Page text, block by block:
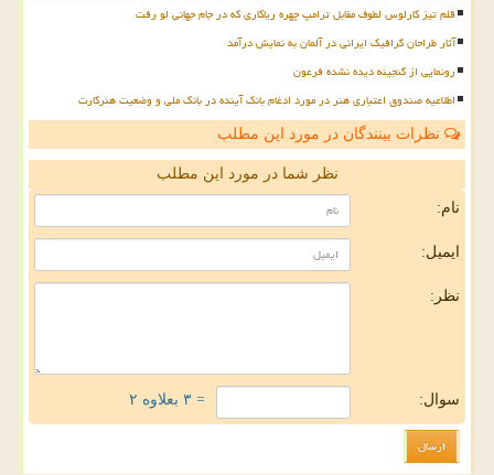
قلم تیز کارلوس لطوف مقابل ترامپ چهره ریاکاری که در جام جهانی لو رفت
آثار طراحان گرافیک ایرانی در آلمان به نمایش درآمد
رونمایی از گنجینه دیده نشده فرعون
اطلاعیه صندوق اعتباری هنر در مورد ادغام بانک آینده در بانک ملی و وضعیت هنرکارت
نظرات بینندگان در مورد این مطلب
نظر شما در مورد این مطلب
نام:
ایمیل:
نظر:
سوال: = ۳ بعلاوه ۲